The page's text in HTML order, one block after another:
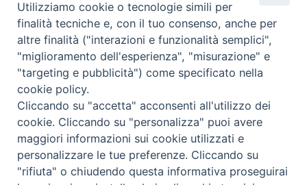
Privacy Policy Trasparenza
Termini e Condizioni
Informativa per il trattamento dei dati personali
Utilizziamo cookie o tecnologie simili per
finalità tecniche e, con il tuo consenso, anche per
altre finalità ("interazioni e funzionalità semplici",
"miglioramento dell'esperienza", "misurazione" e
"targeting e pubblicità") come specificato nella
cookie policy.
Cliccando su "accetta" acconsenti all'utilizzo dei
cookie. Cliccando su "personalizza" puoi avere
maggiori informazioni sui cookie utilizzati e
personalizzare le tue preferenze. Cliccando su
"rifiuta" o chiudendo questa informativa proseguirai